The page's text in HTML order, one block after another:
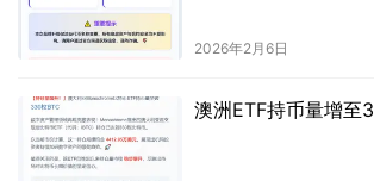
2026年2月6日
澳洲ETF持币量增至